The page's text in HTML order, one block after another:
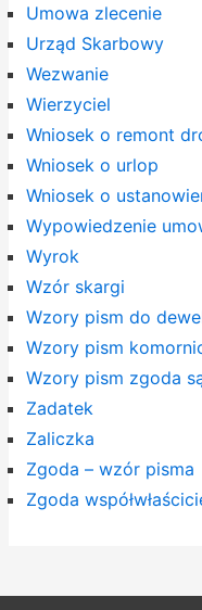
Umowa zlecenie
Urząd Skarbowy
Wezwanie
Wierzyciel
Wniosek o remont
Wniosek o urlop
Wniosek o
Wypowiedzenie
Wyrok
Wzór skargi
Wzory pism do
Wzory pism
Wzory pism zgoda
Zadatek
Zaliczka
Zgoda – wzór pisma
Zgoda